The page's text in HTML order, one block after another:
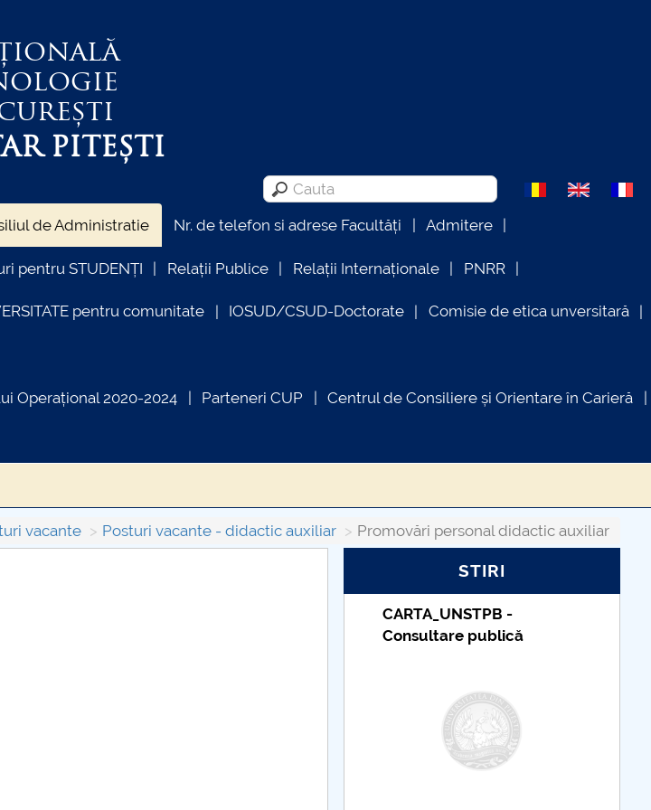
PITEȘTI
de Administratie Nr. de telefon si adrese Facultăți Admitere
pentru STUDENȚI Relații Publice Relații Internaționale PNRR
pentru comunitate IOSUD/CSUD-Doctorate Comisie de etica unversitară
Operațional 2020-2024 Parteneri CUP Centrul de Consiliere și Orientare în Carieră
vacante Posturi vacante - didactic auxiliar Promovări personal didactic auxiliar
STIRI
Taxe de școlarizare
indexate – Centrul